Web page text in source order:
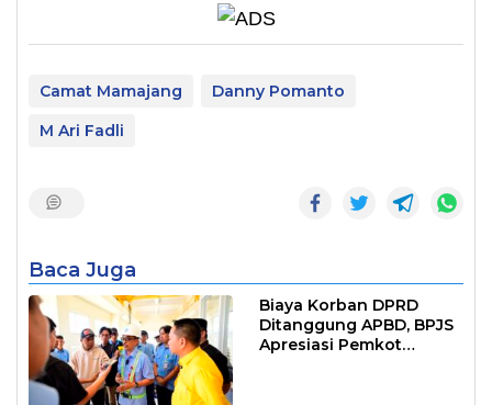
Camat Mamajang
Danny Pomanto
M Ari Fadli
Baca Juga
Biaya Korban DPRD
Ditanggung APBD, BPJS
Apresiasi Pemkot